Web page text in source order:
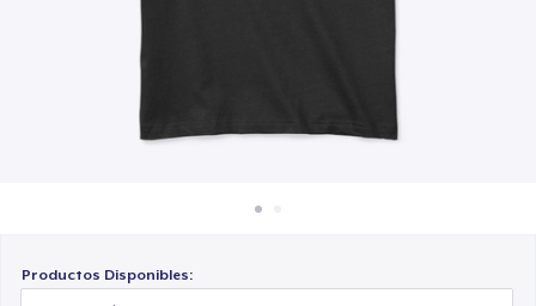
Productos Disponibles: